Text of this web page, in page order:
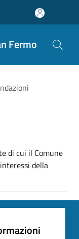
Fermo
di cui il Comune
della